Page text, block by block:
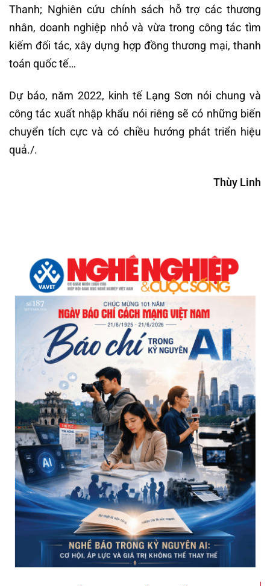
Thanh; Nghiên cứu chính sách hỗ trợ các thương
nhân, doanh nghiệp nhỏ và vừa trong công tác tìm
kiếm đối tác, xây dựng hợp đồng thương mại, thanh
toán quốc tế…
Dự báo, năm 2022, kinh tế Lạng Sơn nói chung và
công tác xuất nhập khẩu nói riêng sẽ có những biến
chuyển tích cực và có chiều hướng phát triển hiệu
quả./.
Thùy Linh